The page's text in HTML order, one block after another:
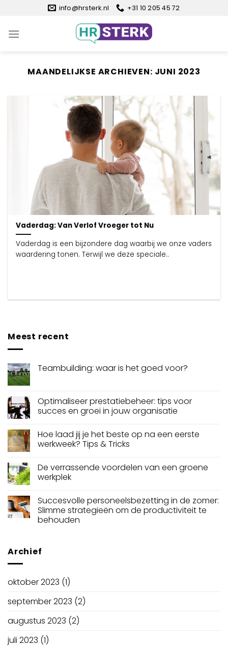
inhoud
info@hrsterk.nl +31 10 205 45 72
MAANDELIJKSE ARCHIEVEN: JUNI 2023
Vaderdag: Van Verlof Vroeger tot Nu
Vaderdag is een bijzondere dag waarbij we onze vaders
waardering tonen. Terwijl we deze speciale..
Meest recent
Teambuilding: waar is het goed voor?
Optimaliseer prestatiebeheer: tips voor
succes en groei in jouw organisatie
Hoe laad jij je het beste op na een eerste
werkweek? Tips & Tricks
De verrassende voordelen van een groene
werkplek
Succesvolle personeelsbezetting in de zomer:
Slimme strategieën om de productiviteit te
behouden
Archief
oktober 2023 (1)
september 2023 (2)
augustus 2023 (2)
juli 2023 (1)